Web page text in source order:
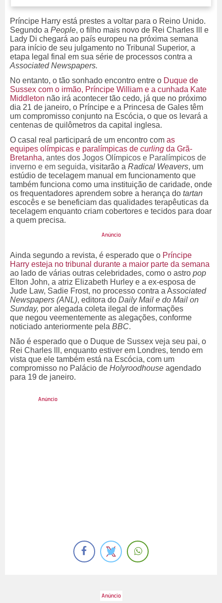
Príncipe Harry está prestes a voltar para o Reino Unido.
Segundo a People, o filho mais novo de Rei Charles lll e
Lady Di chegará ao país europeu na próxima semana
para início de seu julgamento no Tribunal Superior, a
etapa legal final em sua série de processos contra a
Associated Newspapers.
No entanto, o tão sonhado encontro entre o Duque de
Sussex com o irmão, Príncipe William e a cunhada Kate
Middleton não irá acontecer tão cedo, já que no próximo
dia 21 de janeiro, o Príncipe e a Princesa de Gales têm
um compromisso conjunto na Escócia, o que os levará a
centenas de quilômetros da capital inglesa.
O casal real participará de um encontro com as
equipes olímpicas e paralímpicas de curling da Grã-
Bretanha, antes dos Jogos Olímpicos e Paralímpicos de
inverno e em seguida, visitarão a Radical Weavers, um
estúdio de tecelagem manual em funcionamento que
também funciona como uma instituição de caridade, onde
os frequentadores aprendem sobre a herança do tartan
escocês e se beneficiam das qualidades terapêuticas da
tecelagem enquanto criam cobertores e tecidos para doar
a quem precisa.
Ainda segundo a revista, é esperado que o Príncipe
Harry esteja no tribunal durante a maior parte da semana
ao lado de várias outras celebridades, como o astro pop
Elton John, a atriz Elizabeth Hurley e a ex-esposa de
Jude Law, Sadie Frost, no processo contra a Associated
Newspapers (ANL), editora do Daily Mail e do Mail on
Sunday, por alegada coleta ilegal de informações
que negou veementemente as alegações, conforme
noticiado anteriormente pela BBC.
Não é esperado que o Duque de Sussex veja seu pai, o
Rei Charles lll, enquanto estiver em Londres, tendo em
vista que ele também está na Escócia, com um
compromisso no Palácio de Holyroodhouse agendado
para 19 de janeiro.